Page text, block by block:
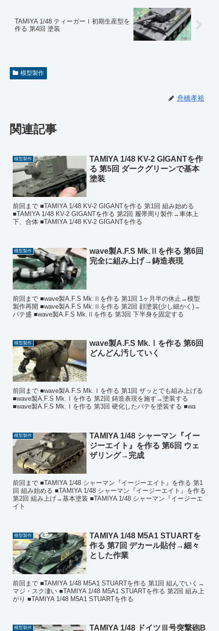
TAMIYA 1/48 ティーガーⅠ初期生産型を
作る 第4回 塗装
模型製作
舟橋孝裕
関連記事
模型製作
TAMIYA 1/48 KV-2 GIGANTを作
る 第5回 ダークグリーンで基本
塗装
前回まで ■TAMIYA 1/48 KV-2 GIGANTを作る 第1回 組み始める
■TAMIYA 1/48 KV-2 GIGANTを作る 第2回 履帯周り製作→車体上
下、合体 ■TAMIYA 1/48 KV-2 GIGANTを作る
模型製作
wave製A.F.S Mk.Ⅱを作る 第6回
完全に組み上げ→鋳造表現
前回まで ■wave製A.F.S Mk.Ⅱを作る 第1回 1ヶ月半の休止→模型
製作再開 ■wave製A.F.S Mk.Ⅱを作る 第2回 顔塗装(少し細かく)→
パテ盛 ■wave製A.F.S Mk.Ⅱを作る 第3回 下半身を固定する
模型製作
wave製A.F.S Mk.Ⅰを作る 第6回
どんどん汚していく
前回まで ■wave製A.F.S Mk.Ⅰを作る 第1回 ザッとでも組み上げる
■wave製A.F.S Mk.Ⅰを作る 第2回 鋳造表現を施す→塗装する
■wave製A.F.S Mk.Ⅰを作る 第3回 硬化したパテを塗装する ■wa
模型製作
TAMIYA 1/48 シャーマン『イー
ジーエイト』を作る 第6回 ウェ
ザリング→完成
前回まで ■TAMIYA 1/48 シャーマン『イージーエイト』を作る 第1
回 組み始める ■TAMIYA 1/48 シャーマン『イージーエイト』を作る
第2回 組み上げ→基本塗装 ■TAMIYA 1/48 シャーマン『イージーエ
イト
模型製作
TAMIYA 1/48 M5A1 STUARTを
作る 第7回 デカール貼付→細々
とした作業
前回まで ■TAMIYA 1/48 M5A1 STUARTを作る 第1回 組んでいく→
マジ・スク凄い ■TAMIYA 1/48 M5A1 STUARTを作る 第2回 組み上
がり ■TAMIYA 1/48 M5A1 STUARTを作る
模型製作 TAMIYA 1/48 ドイツⅢ号突撃砲B